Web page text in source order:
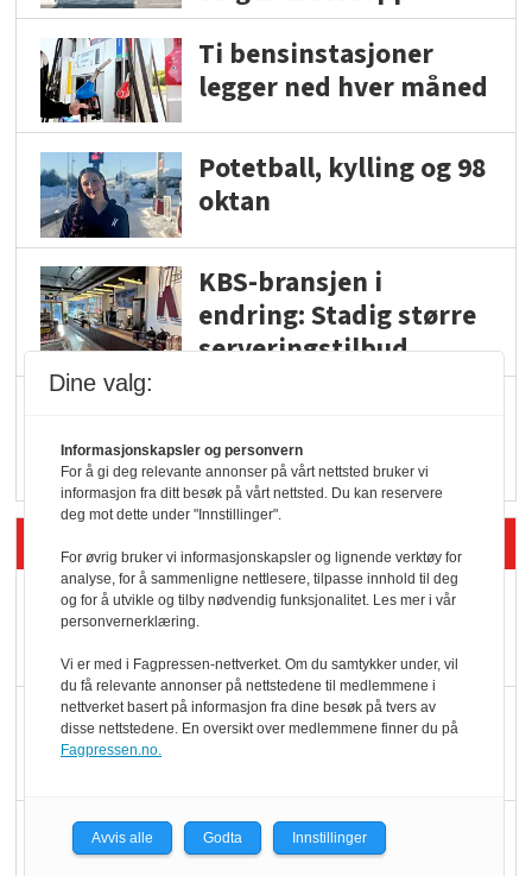
Ti bensinstasjoner
legger ned hver måned
Potetball, kylling og 98
oktan
KBS-bransjen i
endring: Stadig større
serveringstilbud
i dagligvare
Siste artikler - Butikk i praksis
Rema-flaggskip
Slik opprettholdes
Færre varer, men fulle
Dine valg:
Informasjonskapsler og personvern
For å gi deg relevante annonser på vårt nettsted bruker vi
informasjon fra ditt besøk på vårt nettsted. Du kan reservere
deg mot dette under "Innstillinger".
For øvrig bruker vi informasjonskapsler og lignende verktøy for
analyse, for å sammenligne nettlesere, tilpasse innhold til deg
og for å utvikle og tilby nødvendig funksjonalitet. Les mer i vår
personvernerklæring.
Vi er med i Fagpressen-nettverket. Om du samtykker under, vil
du få relevante annonser på nettstedene til medlemmene i
nettverket basert på informasjon fra dine besøk på tvers av
disse nettstedene. En oversikt over medlemmene finner du på
Fagpressen.no.
Avvis alle Godta Innstillinger